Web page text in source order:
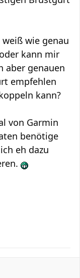
wie genau
kann mir
aber genauen
empfehlen
kann?
von Garmin
benötige
eh dazu